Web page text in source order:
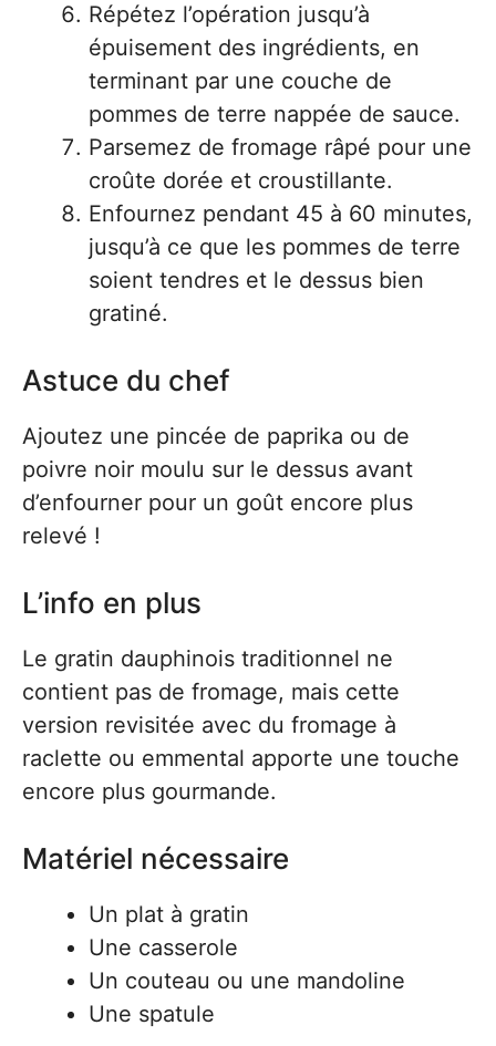
Répétez l’opération jusqu’à
épuisement des ingrédients, en
terminant par une couche de
pommes de terre nappée de sauce.
Parsemez de fromage râpé pour une
croûte dorée et croustillante.
Enfournez pendant 45 à 60 minutes,
jusqu’à ce que les pommes de terre
soient tendres et le dessus bien
gratiné.
Astuce du chef
Ajoutez une pincée de paprika ou de
poivre noir moulu sur le dessus avant
d’enfourner pour un goût encore plus
relevé !
L’info en plus
Le gratin dauphinois traditionnel ne
contient pas de fromage, mais cette
version revisitée avec du fromage à
raclette ou emmental apporte une touche
encore plus gourmande.
Matériel nécessaire
Un plat à gratin
Une casserole
Un couteau ou une mandoline
Une spatule